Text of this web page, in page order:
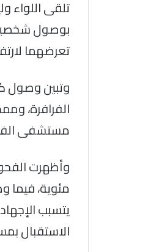
تلقى اللواء
بوصول شخصين
تعرضهما
مستشفى
يتسبب
الاستقبال